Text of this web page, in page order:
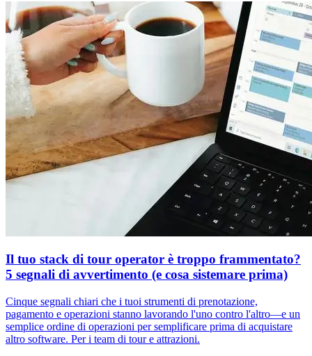
Il tuo stack di tour operator è troppo frammentato?
5 segnali di avvertimento (e cosa sistemare prima)
Cinque segnali chiari che i tuoi strumenti di prenotazione,
pagamento e operazioni stanno lavorando l'uno contro l'altro—e un
semplice ordine di operazioni per semplificare prima di acquistare
altro software. Per i team di tour e attrazioni.